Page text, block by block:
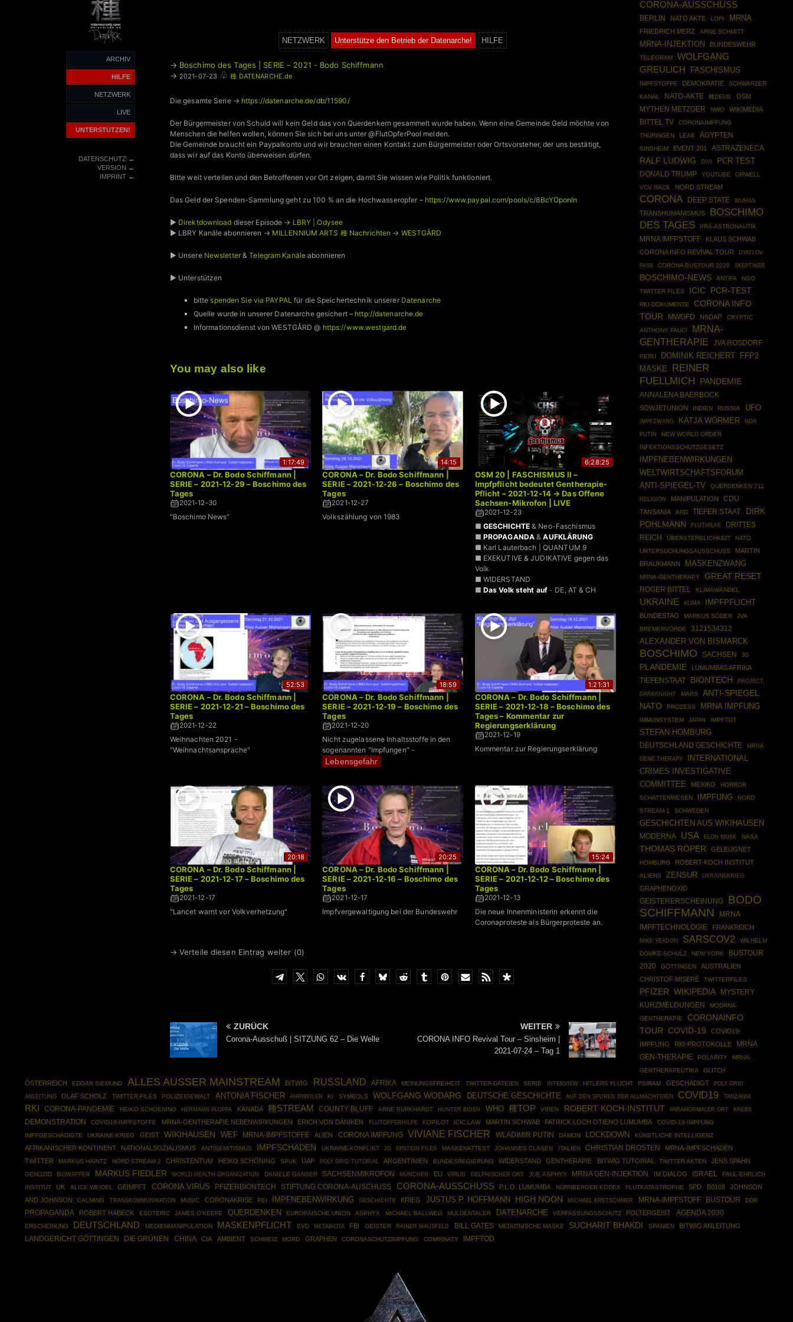
ARCHIV
HILFE
NETZWERK
LIVE
UNTERSTÜTZEN!
DATENSCHUTZ←
VERSION ←
IMPRINT←
NETZWERK Unterstütze den Betrieb der Datenarche! HILFE
→ Boschimo des Tages | SERIE – 2021 - Bodo Schiffmann
→ 2021-07-23 ♧ 種 DATENARCHE.de
Die gesamte Serie → https://datenarche.de/db/11590/
Der Bürgermeister von Schuld will kein Geld das von Querdenkern gesammelt wurde haben. Wenn eine Gemeinde Geld möchte von
Menschen die helfen wollen, können Sie sich bei uns unter @FlutOpferPool melden.
Die Gemeinde braucht ein Paypalkonto und wir brauchen einen Kontakt zum Bürgermeister oder Ortsvorsteher, der uns bestätigt,
dass wir auf das Konto überweisen dürfen.
Bitte weit verteilen und den Betroffenen vor Ort zeigen, damit Sie wissen wie Politik funktioniert.
Das Geld der Spenden-Sammlung geht zu 100 % an die Hochwasseropfer – https://www.paypal.com/pools/c/8BcYOponln
► Direktdownload dieser Episode → LBRY | Odysee
► LBRY Kanäle abonnieren → MILLENNIUM ARTS 種 Nachrichten → WESTGÅRD
► Unsere Newsletter&Telegram Kanäle abonnieren
► Unterstützen
bittespenden Sie via PAYPALfür die Speichertechnik unserer Datenarche
Quelle wurde in unserer Datenarche gesichert – http://datenarche.de
Informationsdienst von WESTGÅRD @ https://www.westgard.de
You may also like
1:17:49
CORONA – Dr. Bodo Schiffmann |
SERIE – 2021-12-29 – Boschimo des
Tages
2021-12-30
"Boschimo News"
14:15
CORONA – Dr. Bodo Schiffmann |
SERIE – 2021-12-26 – Boschimo des
Tages
2021-12-27
Volkszählung von 1983
6:28:25
OSM 20 | FASCHISMUS II –
Impfpflicht bedeutet Gentherapie-
Pflicht – 2021-12-14 → Das Offene
Sachsen-Mikrofon | LIVE
2021-12-23
■ GESCHICHTE & Neo-Faschismus
■ PROPAGANDA &AUFKLÄRUNG
■ Karl Lauterbach | QUANTUM 9
■ EXEKUTIVE & JUDIKATIVE gegen das
Volk
■ WIDERSTAND
■ Das Volk steht auf- DE, AT & CH
52:53
CORONA – Dr. Bodo Schiffmann |
SERIE – 2021-12-21 – Boschimo des
Tages
2021-12-22
Weihnachten 2021 -
"Weihnachtsansprache"
18:59
CORONA – Dr. Bodo Schiffmann |
SERIE – 2021-12-19 – Boschimo des
Tages
2021-12-20
Nicht zugelassene Inhaltsstoffe in den
sogenannten "Impfungen" -
Lebensgefahr
1:21:31
CORONA – Dr. Bodo Schiffmann |
SERIE – 2021-12-18 – Boschimo des
Tages – Kommentar zur
Regierungserklärung
2021-12-19
Kommentar zur Regierungserklärung
20:18
CORONA – Dr. Bodo Schiffmann |
SERIE – 2021-12-17 – Boschimo des
Tages
2021-12-17
"Lancet warnt vor Volkverhetzung"
20:25
CORONA – Dr. Bodo Schiffmann |
SERIE – 2021-12-16 – Boschimo des
Tages
2021-12-17
Impfvergewaltigung bei der Bundeswehr
15:24
CORONA – Dr. Bodo Schiffmann |
SERIE – 2021-12-12 – Boschimo des
Tages
2021-12-13
Die neue Innenministerin erkennt die
Coronaproteste als Bürgerproteste an.
→ Verteile diesen Eintrag weiter (0)
ZURÜCK
Corona-Ausschuß | SITZUNG 62 – Die Welle
WEITER
CORONA INFO Revival Tour – Sinsheim |
2021-07-24 – Tag 1
CORONA-AUSSCHUSS
BERLIN NATO AKTE LOFI MRNA
FRIEDRICH MERZ ARNE SCHMITT
MRNA-INJEKTION BUNDESWEHR
TELEGRAM
WOLFGANG
GREULICH
FASCHISMUS
IMPFSTOFFE DEMOKRATIE
SCHWARZER
KANAL
NATO-AKTE 種DEUS OSM
MYTHEN METZGER NWO WIKIMEDIA
BITTEL TV
CORONAIMPFUNG
THÜRINGEN
LEAK ÄGYPTEN
SINSHEIM EVENT 201 ASTRAZENECA
RALF LUDWIG DIVI PCR TEST
DONALD TRUMP YOUTUBE
ORWELL
VCV RACK
NORD STREAM
CORONA DEEP STATE WUHAN
TRANSHUMANISMUS
BOSCHIMO
DES TAGES
PRÄ-ASTRONAUTIK
MRNA IMFPSTOFF
KLAUS SCHWAB
CORONA INFO REVIVAL TOUR
DYATLOV
PASS CORONA BUSTOUR 2020 SKEPTIKER
BOSCHIMO-NEWS ANTIFA
NGO
TWITTER FILES
ICIC PCR-TEST
RKI-DOKUMENTE
CORONA INFO
TOUR
MWGFD NSDAP
CRYPTIC
ANTHONY FAUCI
MRNA-
GENTHERAPIE
JVA ROSDORF
PERU DOMINIK REICHERT
FFP2
MASKE
REINER
FUELLMICH
PANDEMIE
ANNALENA BAERBOCK
SOWJETUNION INDIEN RUSSIA UFO
IMPFZWANG KATJA WÖRMER NDR
PUTIN
NEW WORLD ORDER
INFEKTIONSSCHUTZGESETZ
IMPFNEBENWIRKUNGEN
WELTWIRTSCHAFTSFORUM
ANTI-SPIEGEL-TV QUERDENKEN 711
RELIGION MANIPULATION CDU
TANSANIA ARD TIEFER STAAT
DIRK
POHLMANN
FLUTHILFE
DRITTES
REICH
ÜBERSTERBLICHKEIT
NATO
UNTERSUCHUNGSAUSSCHUSS
MARTIN
BRAUKMANN
MASKENZWANG
MRNA-GENTHERAPY GREAT RESET
ROGER BITTEL KLIMAWANDEL
UKRAINE KLIMA IMPFPFLICHT
BUNDESTAG MARKUS SÖDER
JVA
BREMERVÖRDE
3121534312
ALEXANDER VON BISMARCK
BOSCHIMO SACHSEN 3G
PLANDEMIE
LUMUMBAS AFRIKA
TIEFENSTAAT
BIONTECH
PROJECT
DARKKNIGHT
MARS ANTI-SPIEGEL
NATO PROZESS MRNA IMPFUNG
IMMUNSYSTEM JAPAN IMPFTOT
STEFAN HOMBURG
DEUTSCHLAND GESCHICHTE
MRNA
GENE THERAPY
INTERNATIONAL
CRIMES INVESTIGATIVE
COMMITTEE
MEXIKO
HORROR
SCHATTENWESEN
IMPFUNG
NORD
STREAM 1
SCHWEDEN
GESCHICHTEN AUS WIKIHAUSEN
MODERNA USA ELON MUSK NASA
THOMAS RÖPER GELEUGNET
HOMBURG ROBERT-KOCH INSTITUT
ALIENS ZENSUR UKRAINEKRIEG
GRAPHENOXID
GEISTERERSCHEINUNG
BODO
SCHIFFMANN
MRNA
IMPFTECHNOLOGIE
FRANKREICH
MIKE YEADON SARSCOV2
WILHELM
DOMKE-SCHULZ
NEW YORK
BUSTOUR
2020
GÖTTINGEN
AUSTRALIEN
CHRISTOF MISERÉ
TWITTERFILES
PFIZER WIKIPEDIA
MYSTERY
KURZMELDUNGEN
MODRNA-
GENTHERAPIE
CORONAINFO
TOUR
COVID-19
COVID19-
IMPFUNG
RKI-PROTOKOLLE
MRNA
GEN-THERAPIE
POLARITY
MRNA-
GENTHERAPEUTIKA
GLITCH
ÖSTERREICH EDGAR SIEMUND ALLES AUSSER MAINSTREAM BITWIG RUSSLAND AFRIKA MEINUNGSFREIHEIT TWITTER-DATEIEN SERIE INTERVIEW HITLERS FLUCHT PSIRAM GESCHÄDIGT
POLY GRID
ANLEITUNG
OLAF SCHOLZ TWITTER-FILES POLIZEIGEWALT ANTONIA FISCHER AHRWEILER KI SYMBOLS WOLFGANG WODARG DEUTSCHE GESCHICHTE AUF DEN SPUREN DER ALLMÄCHTIGEN COVID19 TANZANIA
RKI CORONA-PANDEMIE HEIKO SCHOENING HERMANN PLOPPA KANADA 種STREAM COUNTY BLUFF ARNE BURKHARDT HUNTER BIDEN WHO 種TOP VIREN ROBERT KOCH-INSTITUT PARANORMALER ORT KREBS
DEMONSTRATION COVID19-IMPFSTOFFE MRNA-GENTHERAPIE NEBENWIRKUNGEN ERICH VON DÄNIKEN FLUTOPFERHILFE KOPILOT ICIC.LAW MARTIN SCHWAB PATRICK LOCH OTIENO LUMUMBA
COVID-19-IMPFUNG
IMPFGESCHÄDIGTE
UKRAINE-KRIEG GEIST WIKIHAUSEN WEF MRNA-IMPFSTOFFE ALIEN CORONA IMPFUNG VIVIANE FISCHER WLADIMIR PUTIN DÄMON LOCKDOWN KÜNSTLICHE INTELLIGENZ
AFRIKANISCHER KONTINENT NATIONALSOZIALISMUS ANTISEMITISMUS IMPFSCHADEN UKRAINE-KONFLIKT 2G EPSTEIN FILES MASKENATTEST JOHANNES CLASEN ITALIEN CHRISTIAN DROSTEN
MRNA-IMPFSCHADEN
TWITTER
MARKUS HAINTZ NORD STREAM 2 CHRISTENTUM HEIKO SCHÖNING SPUK UAP POLY GRID TUTORIAL ARGENTINIEN BUNDESREGIERUNG WIDERSTAND GENTHERAPIE BITWIG TUTORIAL TWITTER AKTEN JENS SPAHN
GENOZID BIOWAFFEN MARKUS FIEDLER WORLD HEALTH ORGANIZATION DANIELE GANSER SACHSENMIKROFON MÜNCHEN EU VIRUS DELPHISCHER ORT 大名 ASPHYX MRNA GEN-INJEKTION IM DIALOG ISRAEL
PAUL-EHRLICH
INSTITUT
UK ALICE WEIDEL GEIMPFT CORONA VIRUS PFIZERBIONTECH STIFTUNG CORONA-AUSCHUSS CORONA-AUSSCHUSS P.L.O. LUMUMBA NÜRNBERGER KODEX FLUTKATASTROPHE SPD B0108
JOHNSON
AND JOHNSON
CALMING TRANSKOMMUNIKATION MUSIC CORONAKRISE PEI IMPFNEBENWIRKUNG GESCHICHTE KRIEG JUSTUS P. HOFFMANN HIGH NOON MICHAEL KRETSCHMER MRNA-IMPFSTOFF BUSTOUR DDR
PROPAGANDA ROBERT HABECK ESOTERIC JAMES O'KEEFE QUERDENKEN EUROPÄISCHE UNION ASPHYX MICHAEL BALLWEG MULDENTALER DATENARCHE VERFASSUNGSSCHUTZ POLTERGEIST AGENDA 2030
ERSCHEINUNG DEUTSCHLAND MEDIENMANIPULATION MASKENPFLICHT EVD METABIOTA FBI GEISTER RAINER MAUSFELD BILL GATES MEDIZINISCHE MASKE SUCHARIT BHAKDI SPANIEN
BITWIG ANLEITUNG
LANDGERICHT GÖTTINGEN
DIE GRÜNEN CHINA CIA AMBIENT SCHWEIZ MORD GRAPHEN CORONASCHUTZIMPFUNG COMIRNATY IMPFTOD